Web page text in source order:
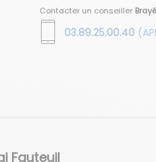
Contacter un conseiller Brayé
03.89.25.00.40
Fauteuil